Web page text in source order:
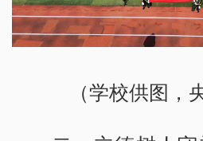
（学校供图，